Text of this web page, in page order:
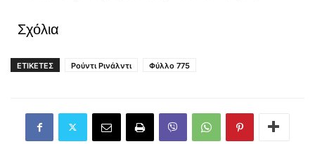
Σχόλια
ΕΤΙΚΕΤΕΣ Ρούντι Ρινάλντι Φύλλο 775